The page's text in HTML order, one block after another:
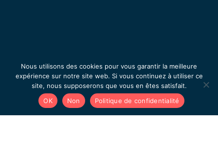
Prenons rendez-vous
Nous utilisons des cookies pour vous garantir la meilleure
expérience sur notre site web. Si vous continuez à utiliser ce
site, nous supposerons que vous en êtes satisfait.
OK
Non Politique de confidentialité